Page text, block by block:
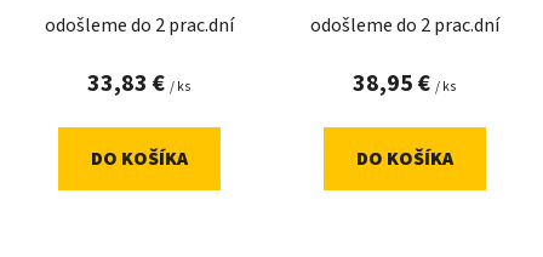
odošleme do 2 prac.dní
33,83 € / ks
DO KOŠÍKA
odošleme do 2 prac.dní
38,95 € / ks
DO KOŠÍKA